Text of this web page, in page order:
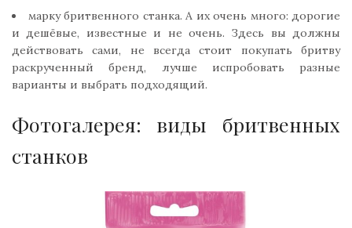
марку бритвенного станка. А их очень много: дорогие
и дешёвые, известные и не очень. Здесь вы должны
действовать сами, не всегда стоит покупать бритву
раскрученный бренд, лучше испробовать разные
варианты и выбрать подходящий.
Фотогалерея: виды бритвенных
станков